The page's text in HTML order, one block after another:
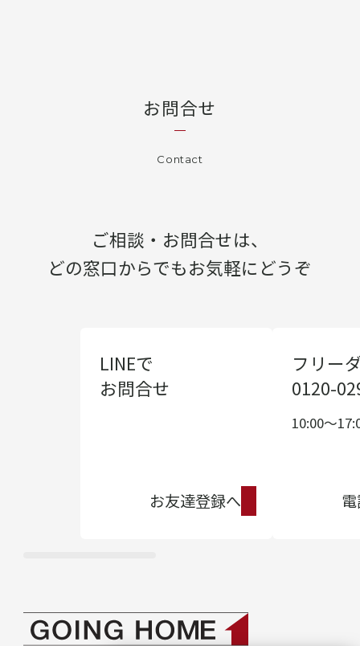
お問合せ
Contact
ご相談・お問合せは、
どの窓口からでもお気軽にどうぞ
LINEで
お問合せ
お友達登録へ
フリー
0120-
10:00〜